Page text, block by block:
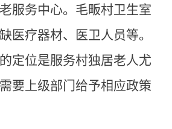
服务中心。毛畈村卫生室
医疗器材、医卫人员等。
定位是服务村独居老人尤
要上级部门给予相应政策